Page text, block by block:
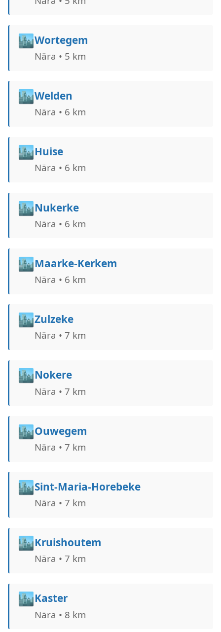
🏙️Wortegem
Nära • 5 km
🏙️Welden
Nära • 6 km
🏙️Huise
Nära • 6 km
🏙️Nukerke
Nära • 6 km
🏙️Maarke-Kerkem
Nära • 6 km
🏙️Zulzeke
Nära • 7 km
🏙️Nokere
Nära • 7 km
🏙️Ouwegem
Nära • 7 km
🏙️Sint-Maria-Horebeke
Nära • 7 km
🏙️Kruishoutem
Nära • 7 km
🏙️Kaster
Nära • 8 km